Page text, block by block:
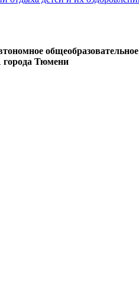
общеобразовательное
города Тюмени